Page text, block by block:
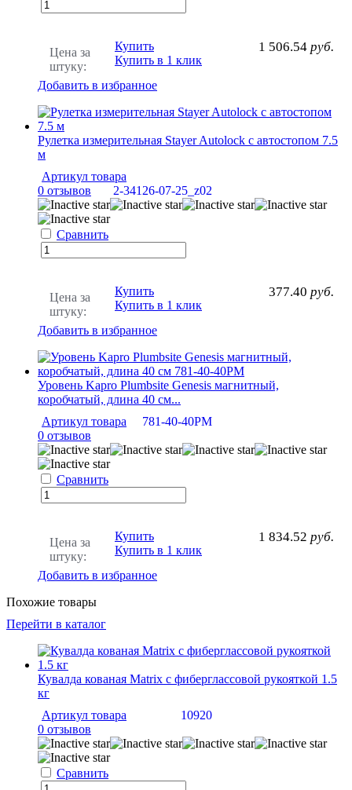
Цена за
штуку:
1 506.54 руб.
Купить
Купить в 1 клик
Добавить в избранное
Рулетка измерительная Stayer Autolock с автостопом 7.5
м
Артикул товара
2-34126-07-25_z02
0 отзывов
Сравнить
Цена за
штуку:
377.40 руб.
Купить
Купить в 1 клик
Добавить в избранное
Уровень Kapro Plumbsite Genesis магнитный,
коробчатый, длина 40 см...
Артикул товара
781-40-40PM
0 отзывов
Сравнить
Цена за
штуку:
1 834.52 руб.
Купить
Купить в 1 клик
Добавить в избранное
Похожие товары
Перейти в каталог
Кувалда кованая Matrix с фиберглассовой рукояткой 1.5
кг
Артикул товара
10920
0 отзывов
Сравнить